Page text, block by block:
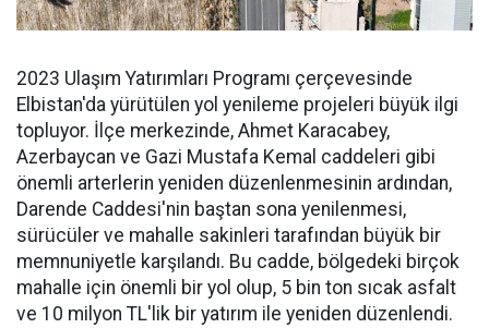
2023 Ulaşım Yatırımları Programı çerçevesinde
Elbistan'da yürütülen yol yenileme projeleri büyük ilgi
topluyor. İlçe merkezinde, Ahmet Karacabey,
Azerbaycan ve Gazi Mustafa Kemal caddeleri gibi
önemli arterlerin yeniden düzenlenmesinin ardından,
Darende Caddesi'nin baştan sona yenilenmesi,
sürücüler ve mahalle sakinleri tarafından büyük bir
memnuniyetle karşılandı. Bu cadde, bölgedeki birçok
mahalle için önemli bir yol olup, 5 bin ton sıcak asfalt
ve 10 milyon TL'lik bir yatırım ile yeniden düzenlendi.